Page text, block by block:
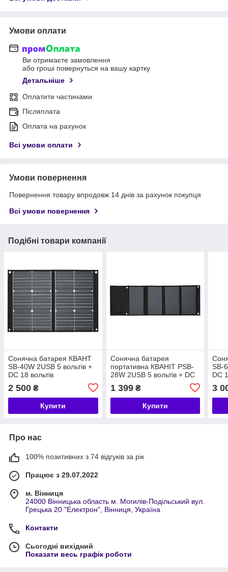
Умови оплати
Ви отримаєте замовлення
або гроші повернуться на вашу картку
Детальніше
Оплатити частинами
Післяплата
Оплата на рахунок
Всі умови оплати
Умови повернення
Повернення товару впродовж 14 днів за рахунок покупця
Всі умови повернення
Подібні товари компанії
Сонячна батарея КВАНТ
SB-40W 2USB 5 вольтів +
DC 18 вольтів
2 500 ₴
Купити
Сонячна батарея
портативна КВАНІТ PSB-
28W 2USB 5 вольтів + DC
1 399₴
Купити
SB-
DC
3
Про нас
100% позитивних з 74 відгуків за рік
Працює з 29.07.2022
м. Вінниця
24000 Вінницька область м. Могилів-Подільський вул.
Грецька 20 "Електрон", Вінниця, Україна
Контакти
Сьогодні вихідний
Показати весь графік роботи